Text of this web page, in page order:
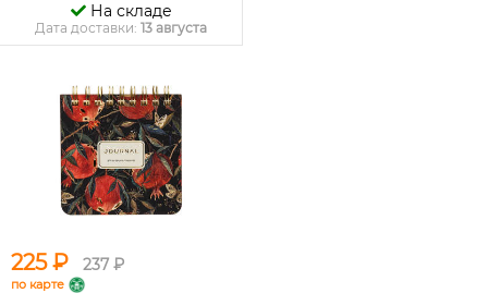
На складе
Дата доставки: 13 августа
225 ₽ 237 ₽
по карте